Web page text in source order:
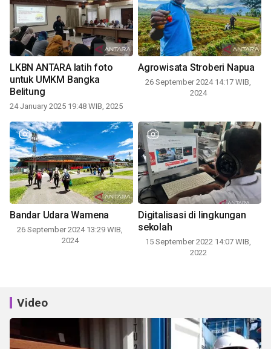
LKBN ANTARA latih foto
untuk UMKM Bangka
Belitung
24 January 2025 19:48 WIB, 2025
Agrowisata Stroberi Napua
26 September 2024 14:17 WIB,
2024
Bandar Udara Wamena
26 September 2024 13:29 WIB,
2024
Digitalisasi di lingkungan
sekolah
15 September 2022 14:07 WIB,
2022
Video